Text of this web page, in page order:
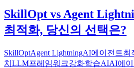
SkillOpt vs Agent
최적화, 당신의 선택은?
SkillOptAgent LightningAI에이전트최
치 LLM프레임워크강화학습AIAI에